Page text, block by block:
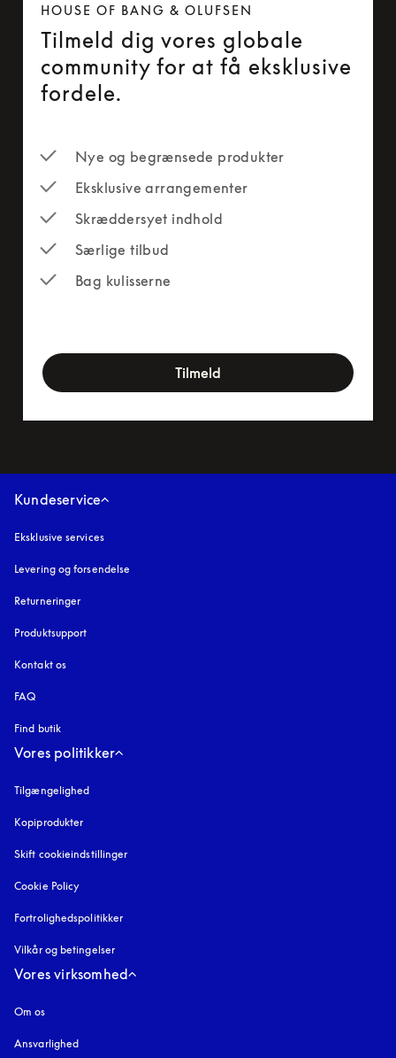
HOUSE OF BANG & OLUFSEN
Tilmeld dig vores globale
community for at få eksklusive
fordele.
Nye og begrænsede produkter
Eksklusive arrangementer
Skræddersyet indhold
Særlige tilbud
Bag kulisserne
Tilmeld
Kundeservice
Eksklusive services
Levering og forsendelse
Returneringer
Produktsupport
Kontakt os
FAQ
Find butik
Vores politikker
Tilgængelighed
Kopiprodukter
Skift cookieindstillinger
Cookie Policy
Fortrolighedspolitikker
Vilkår og betingelser
Vores virksomhed
Om os
Ansvarlighed